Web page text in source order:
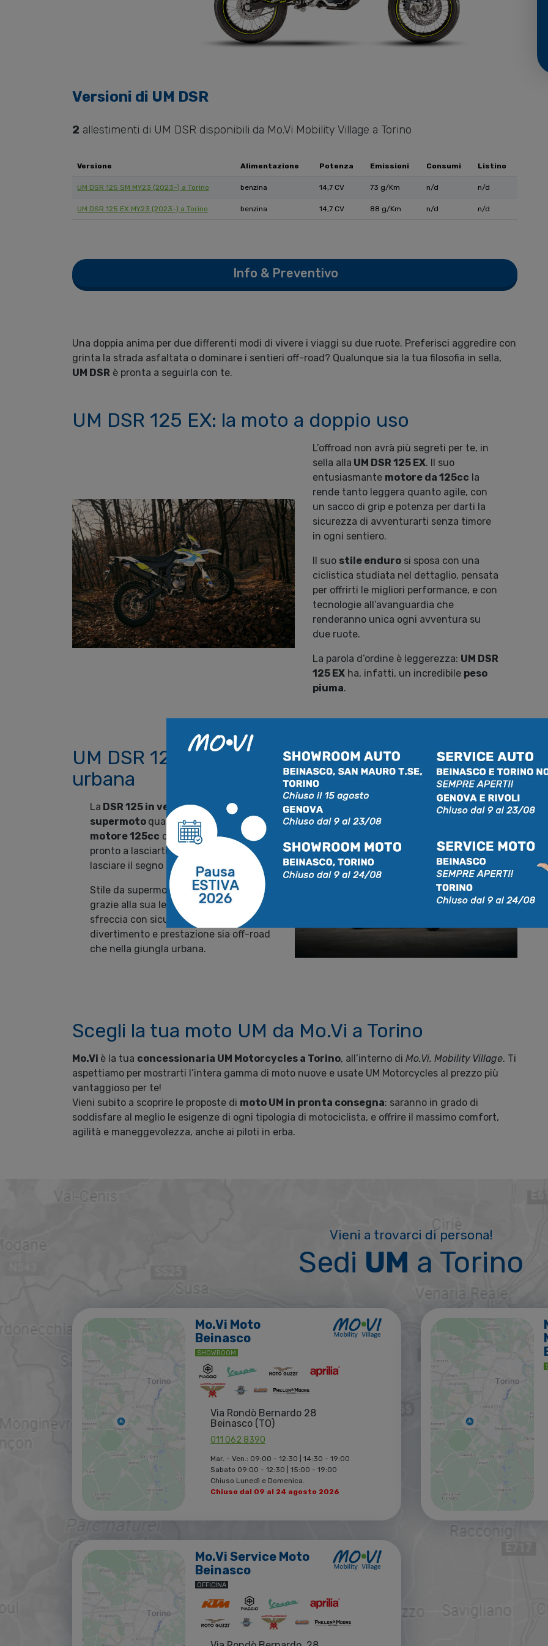
Versioni di UM DSR
2 allestimenti di UM DSR disponibili da Mo.Vi Mobility Village a Torino
Versione Alimentazione Potenza Emissioni Consumi Listino
UM DSR 125 SM MY23 (2023-) a Torino benzina 14,7 CV 73 g/Km n/d n/d
UM DSR 125 EX MY23 (2023-) a Torino benzina 14,7 CV 88 g/Km n/d n/d
Info & Preventivo
Una doppia anima per due differenti modi di vivere i viaggi su due ruote. Preferisci aggredire con
grinta la strada asfaltata o dominare i sentieri off-road? Qualunque sia la tua filosofia in sella,
UM DSR è pronta a seguirla con te.
UM DSR 125 EX: la moto a doppio uso
L’offroad non avrà più segreti per te, in
sella alla UM DSR 125 EX. Il suo
entusiasmante motore da 125cc la
rende tanto leggera quanto agile, con
un sacco di grip e potenza per darti la
sicurezza di avventurarti senza timore
in ogni sentiero.
Il suo stile enduro si sposa con una
ciclistica studiata nel dettaglio, pensata
per offrirti le migliori performance, e con
tecnologie all’avanguardia che
renderanno unica ogni avventura su
due ruote.
La parola d’ordine è leggerezza: UM DSR
125 EX ha, infatti, un incredibile peso
piuma.
UM DSR 125 SM: piena potenza per la giungla
urbana
La DSR 125 in versione SM
non è una
supermoto qualunque: corre con un
motore 125cc che offre uno sprint
pronto a lasciarti a bocca aperta e a
lasciare il segno in città e non solo.
Stile da supermoto, agilità mai vista:
grazie alla sua leggerezza, la DSR SM
sfreccia con sicurezza assicurano
divertimento e prestazione sia off-road
che nella giungla urbana.
Scegli la tua moto UM da Mo.Vi a Torino
Mo.Vi è la tua concessionaria UM Motorcycles a Torino, all’interno di Mo.Vi. Mobility Village. Ti
aspettiamo per mostrarti l’intera gamma di moto nuove e usate UM Motorcycles al prezzo più
vantaggioso per te!
Vieni subito a scoprire le proposte di moto UM in pronta consegna: saranno in grado di
soddisfare al meglio le esigenze di ogni tipologia di motociclista, e offrire il massimo comfort,
agilità e maneggevolezza, anche ai piloti in erba.
Vieni a trovarci di persona!
Sedi UM a Torino
Mo.Vi Moto
Beinasco
SHOWROOM
Via Rondò Bernardo 28
Beinasco (TO)
011 062 8390
Mar. - Ven.: 09:00 - 12:30 | 14:30 - 19:00
Sabato 09:00 - 12:30 | 15:00 - 19:00
Chiuso Lunedì e Domenica.
Chiuso dal 09 al 24 agosto 2026
Mo.Vi Service Moto
Beinasco
OFFICINA